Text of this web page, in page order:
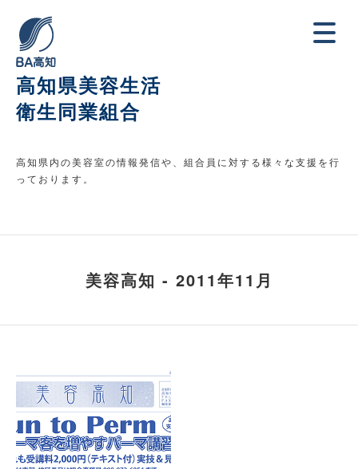
高知県美容生活
衛生同業組合
高知県内の美容室の情報発信や、組合員に対する様々な支援を行
っております。
美容高知 - 2011年11月